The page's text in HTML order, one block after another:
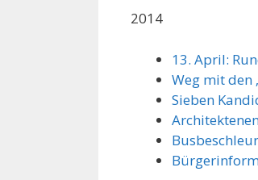
2014
13. April:
Weg mit den
Sieben